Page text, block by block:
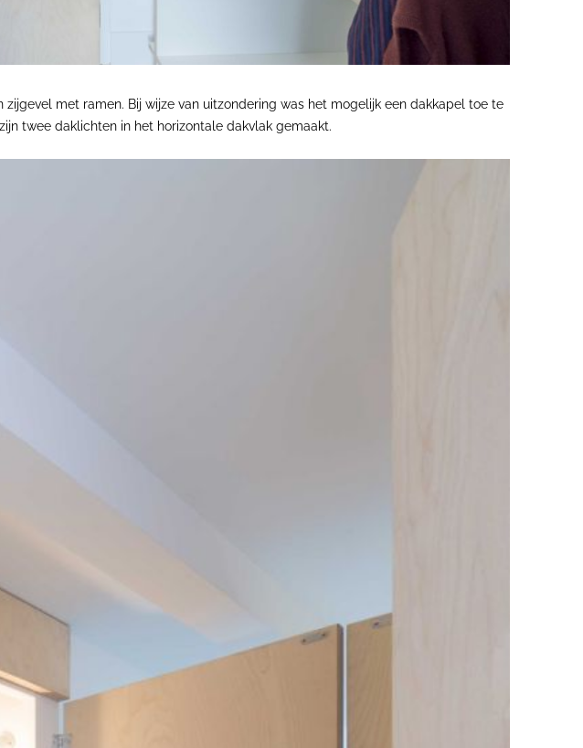
met ramen. Bij wijze van uitzondering was het mogelijk een dakkapel toe te
twee daklichten in het horizontale dakvlak gemaakt.